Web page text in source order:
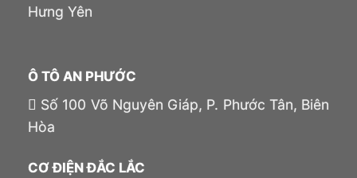
Hưng Yên
Ô TÔ AN PHƯỚC
Số 100 Võ Nguyên Giáp, P. Phước Tân, Biên
Hòa
CƠ ĐIỆN ĐẮC LẮC